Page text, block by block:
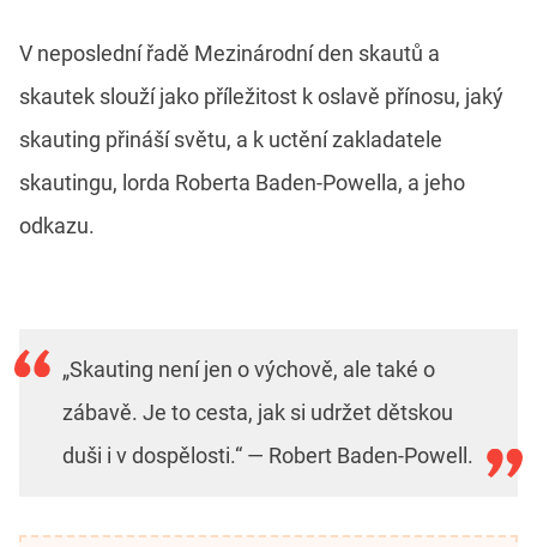
V neposlední řadě Mezinárodní den skautů a
skautek slouží jako příležitost k oslavě přínosu, jaký
skauting přináší světu, a k uctění zakladatele
skautingu, lorda Roberta Baden-Powella, a jeho
odkazu.
„Skauting není jen o výchově, ale také o
zábavě. Je to cesta, jak si udržet dětskou
duši i v dospělosti.“ — Robert Baden-Powell.